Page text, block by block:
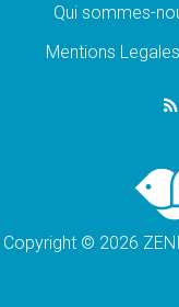
pour
Qui sommes-
Mentions Legales
Copyright © 2026